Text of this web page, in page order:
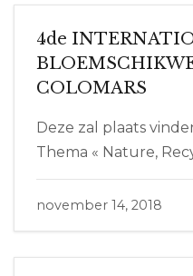
4de
COLOMARS
Deze zal plaats
Thema « Nature,
november 14, 2018